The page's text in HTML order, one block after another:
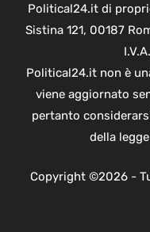
Political24.it di
Sistina 121, 00187
Political24.it non è
viene aggiornato
pertanto
della
Copyright ©2026 -